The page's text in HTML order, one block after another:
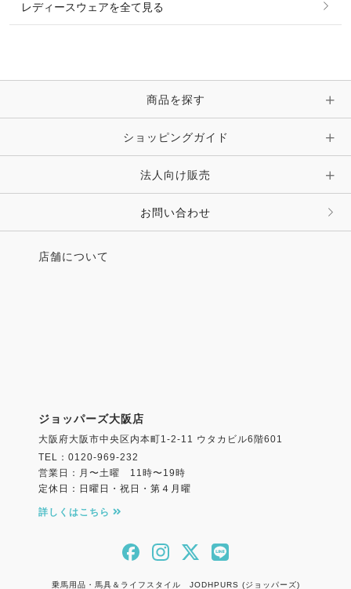
時計・財布・キーケース・革小物
キーホルダー・チャーム・ストラップ
その他 ファッション雑貨
ピン・ブローチ・コサージュ
その他 アクセサリー
レディースウェアを全て見る
商品を探す
ショッピングガイド
法人向け販売
お問い合わせ
店舗について
ジョッパーズ大阪店
大阪府大阪市中央区内本町1-2-11 ウタカビル6階601
TEL：0120-969-232
営業日：月〜土曜 11時〜19時
定休日：日曜日・祝日・第４月曜
詳しくはこちら
乗馬用品・馬具＆ライフスタイル JODHPURS (ジョッパーズ)